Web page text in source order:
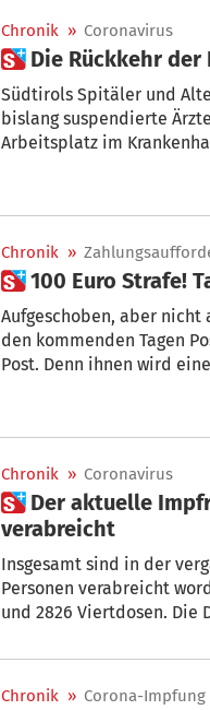
Chronik » Coronavirus
 Die Rückkehr
Südtirols Spitäler und
bislang suspendierte
Arbeitsplatz im
Chronik »
 100 Euro
Aufgeschoben, aber nicht aufgehoben! Viele Südtirolerinnen und Südtiroler erhalten in
den kommenden Tagen
Post. Denn ihnen wird
Chronik » Coronavirus
 Der aktuelle Impfreport: 3190 Impfdosen in der vergangenen Woche
verabreicht
Insgesamt sind in der
Personen verabreicht
und 2826 Viertdosen.
Chronik » Corona-Impfung